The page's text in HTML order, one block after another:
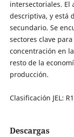
intersectoriales. El
descriptiva, y está
secundario. Se
sectores clave
concentración en
resto de la
producción.
Clasificación JEL:
Descargas